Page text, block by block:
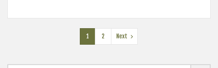
1 2 Next